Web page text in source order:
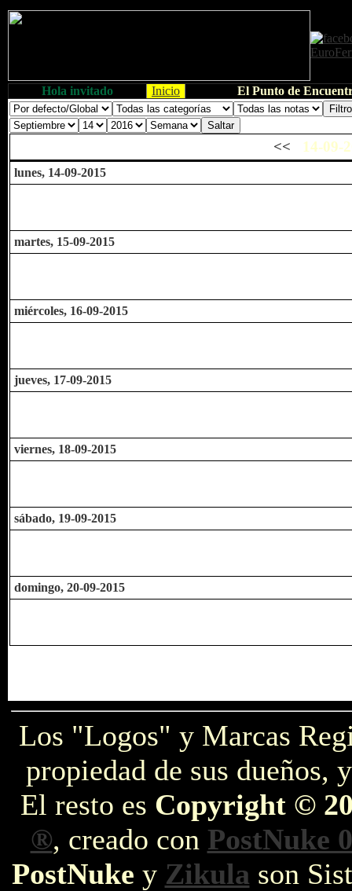
Hola invitado Inicio El Punto de
<< 14-09-
lunes, 14-09-2015
martes, 15-09-2015
miércoles, 16-09-2015
jueves, 17-09-2015
viernes, 18-09-2015
sábado, 19-09-2015
domingo, 20-09-2015
Los "Logos" y Marcas
propiedad de sus dueños,
El resto es Copyright ©
®, creado con PostNuke
PostNuke y Zikula son